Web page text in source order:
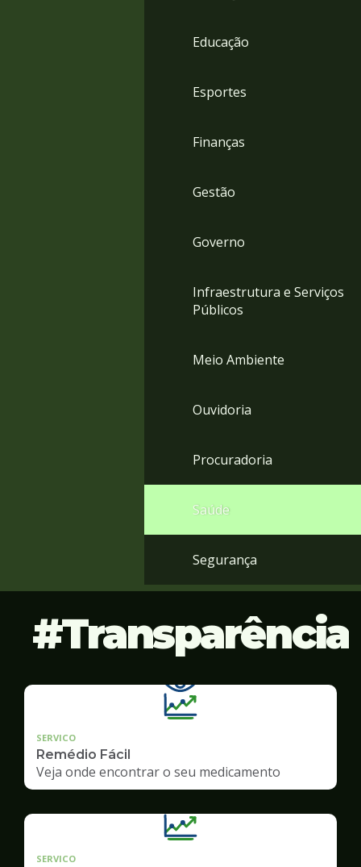
Educação
Esportes
Finanças
Gestão
Governo
Infraestrutura e Serviços
Públicos
Meio Ambiente
Ouvidoria
Procuradoria
Saúde
Segurança
Transparência
SERVICO
Remédio Fácil
Veja onde encontrar o seu medicamento
SERVICO